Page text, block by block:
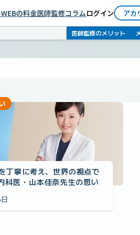
の料金医師監修コラム依頼者としてログイン
医師としてログイン
ログイン アカ
医師監修のメリット
丁寧に考え、世界の視点で
科医・山本佳奈先生の思い